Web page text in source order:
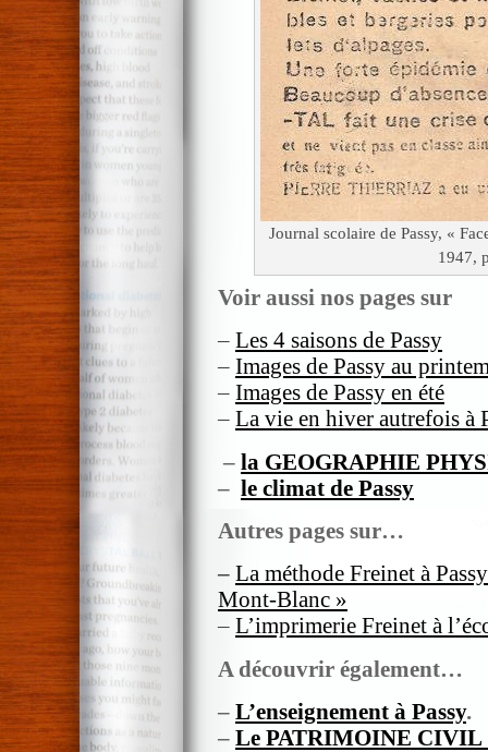
Journal scolaire de Passy, «
1947,
Voir aussi nos pages sur
– Les 4 saisons de Passy
– Images de Passy au
– Images de Passy en été
– La vie en hiver autrefois à
– la GEOGRAPHIE
– le climat de Passy
Autres pages sur…
– La méthode Freinet à
Mont-Blanc »
– L’imprimerie Freinet à
A découvrir également…
– L’enseignement à Passy.
– Le PATRIMOINE CIVIL